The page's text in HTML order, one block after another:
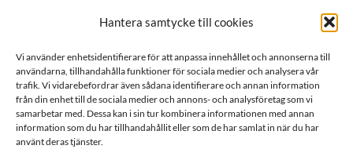
Hantera samtycke till cookies
Vi använder enhetsidentifierare för att anpassa innehållet och annonserna till
användarna, tillhandahålla funktioner för sociala medier och analysera vår
trafik. Vi vidarebefordrar även sådana identifierare och annan information
från din enhet till de sociala medier och annons- och analysföretag som vi
samarbetar med. Dessa kan i sin tur kombinera informationen med annan
information som du har tillhandahållit eller som de har samlat in när du har
använt deras tjänster.
de Besche
1300
de Besche
1472
de Briant
1136
de Corroset
538
de Courtin
1375
de Frietzcky
1568
de Frumerie
291
De Geer